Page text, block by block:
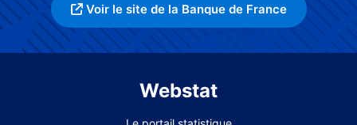
Voir le site de la Banque de France
Webstat